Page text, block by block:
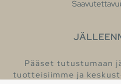
Pääset tutustumaan
tuotteisiimme ja